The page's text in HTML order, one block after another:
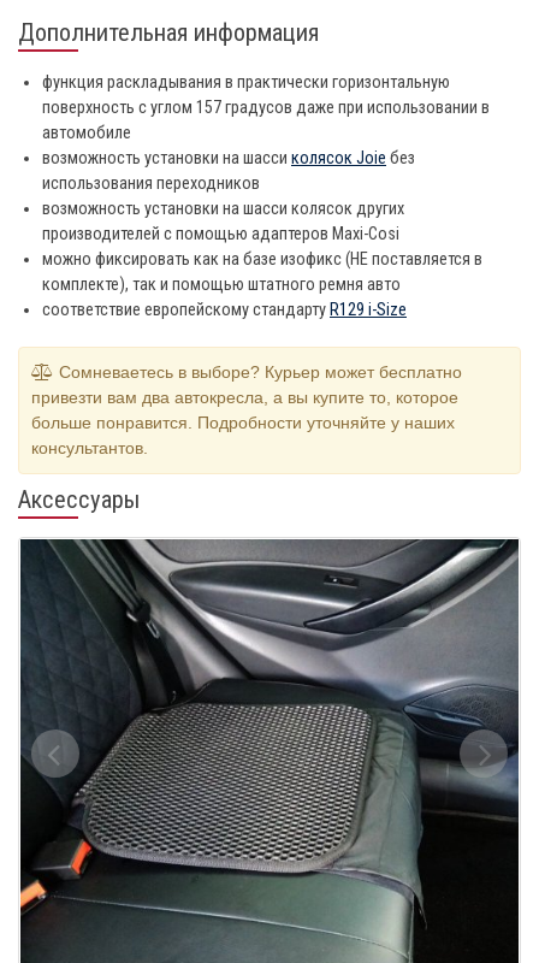
Дополнительная информация
функция раскладывания в практически горизонтальную
поверхность с углом 157 градусов даже при использовании в
автомобиле
возможность установки на шасси колясок Joie без
использования переходников
возможность установки на шасси колясок других
производителей с помощью адаптеров Maxi-Cosi
можно фиксировать как на базе изофикс (НЕ поставляется в
комплекте), так и помощью штатного ремня авто
соответствие европейскому стандарту R129 i-Size
Сомневаетесь в выборе? Курьер может бесплатно
привезти вам два автокресла, а вы купите то, которое
больше понравится. Подробности уточняйте у наших
консультантов.
Аксессуары